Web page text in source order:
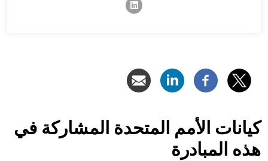
linkedin
كيانات الأمم المتحدة المشاركة في
هذه المبادرة